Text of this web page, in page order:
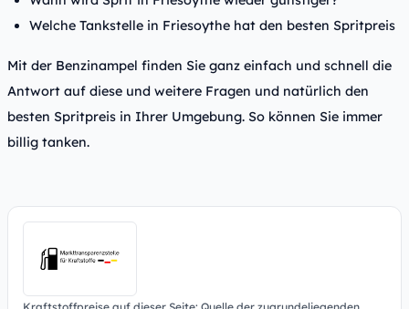
Welche Tankstelle in Friesoythe hat den besten Spritpreis
Mit der Benzinampel finden Sie ganz einfach und schnell die
Antwort auf diese und weitere Fragen und natürlich den
besten Spritpreis in Ihrer Umgebung. So können Sie immer
billig tanken.